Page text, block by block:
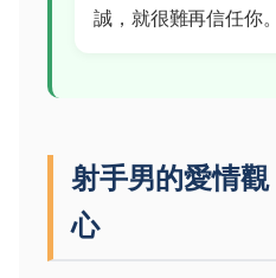
誠，就很難再信任你。
射手男的愛情
心